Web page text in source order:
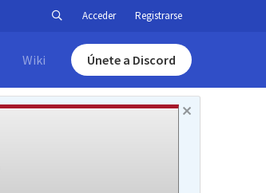
Acceder Registrarse
Wiki Únete a Discord